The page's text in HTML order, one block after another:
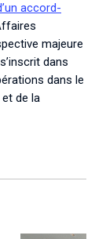
accord-
majeure
dans
dans le
de la